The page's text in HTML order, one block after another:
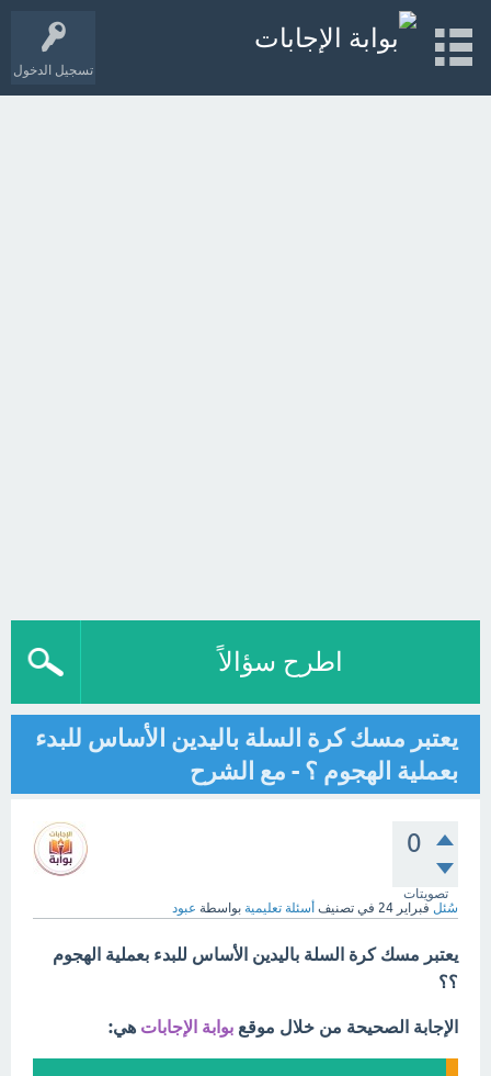
تسجيل الدخول
اطرح سؤالاً
يعتبر مسك كرة السلة باليدين الأساس للبدء
بعملية الهجوم ؟ - مع الشرح
0
تصويتات
سُئل فبراير 24 في تصنيف أسئلة تعليمية بواسطة عبود
يعتبر مسك كرة السلة باليدين الأساس للبدء بعملية الهجوم
؟؟
الإجابة الصحيحة من خلال موقع بوابة الإجابات هي: